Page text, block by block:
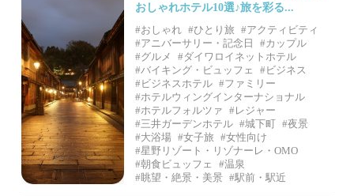
おしゃれホテル10選♪旅を彩る...
#おしゃれ #ひとり旅
#アクティビティ
#アニバーサリー・記念日
#カップル
#グルメ
#ダイワロイネットホテル
#バイキング・ビュッフェ
#ビジネス
#ビジネスホテル #ファミリー
#ホテルウィングインターナショナル
#ホテルフォルツァ
#レジャー
#三井ガーデンホテル #城下町
#夜景
#大浴場 #女子旅
#女性向け
#星野リゾート・リゾナーレ・OMO
#朝食ビュッフェ
#温泉
#眺望・絶景・美景 #駅前・駅近